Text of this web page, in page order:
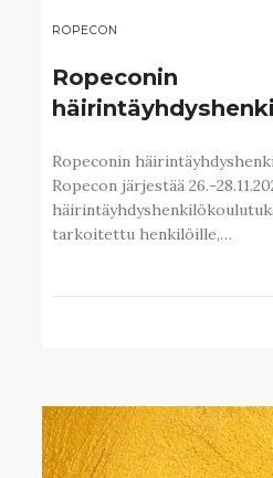
ROPECON
Ropeconin
Ropeconin
Ropecon järjestää 26.-
tarkoitettu henkilöille,…